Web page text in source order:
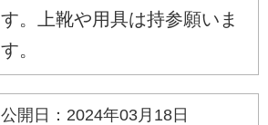
す。上靴や用具は持参願いま
す。
公開日：2024年03月18日